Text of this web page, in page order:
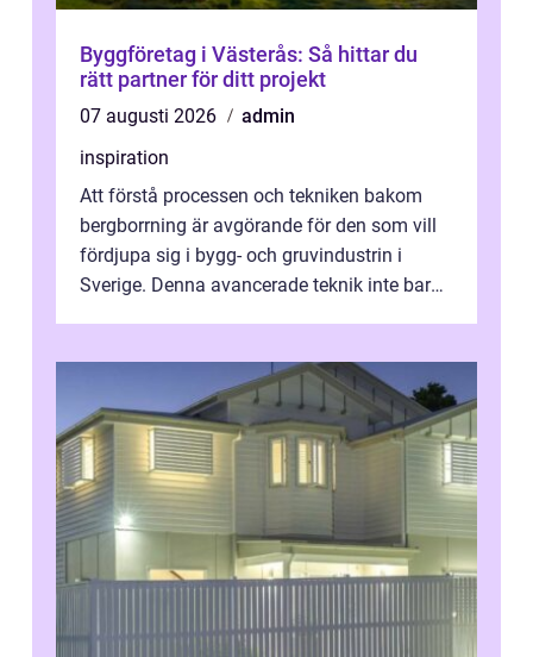
Byggföretag i Västerås: Så hittar du
rätt partner för ditt projekt
07 augusti 2026
admin
inspiration
Att förstå processen och tekniken bakom
bergborrning är avgörande för den som vill
fördjupa sig i bygg- och gruvindustrin i
Sverige. Denna avancerade teknik inte bara